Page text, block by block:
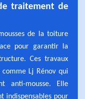
traitement de
de la toiture
pour garantir la
Ces travaux
Lj Rénov qui
anti-mousse. Elle
indispensables pour